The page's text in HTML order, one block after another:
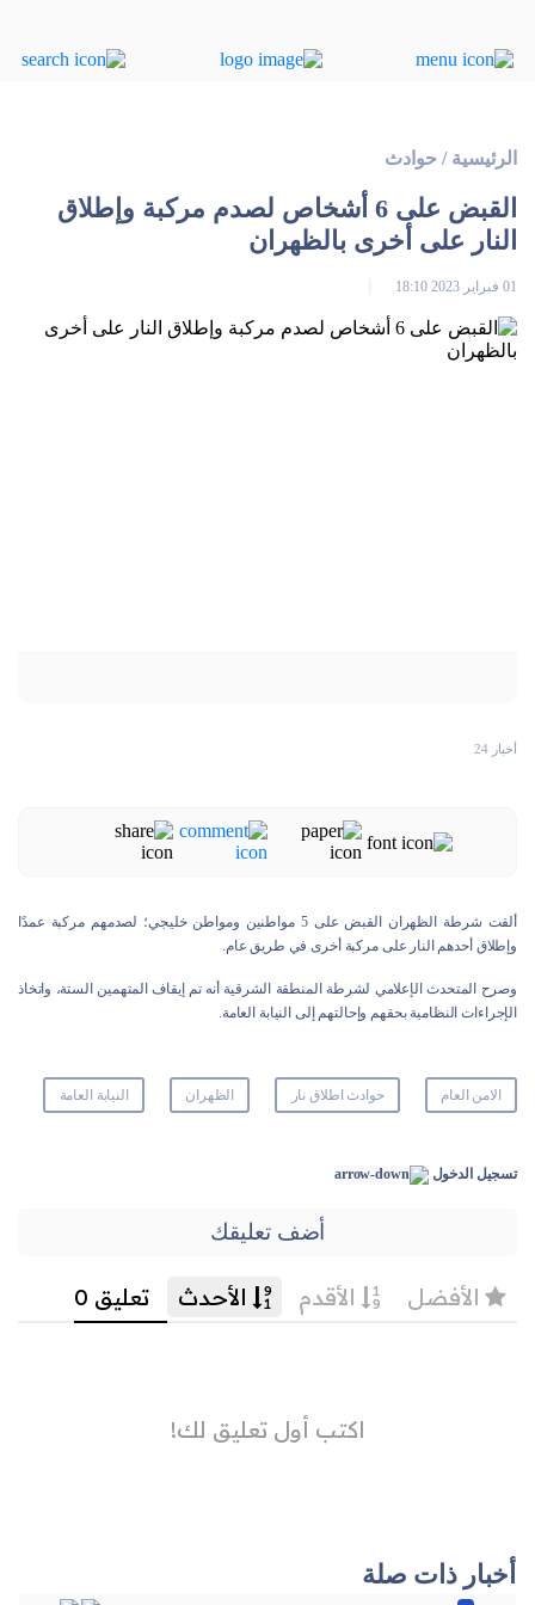
الرئيسية / حوادث
القبض على 6 أشخاص لصدم مركبة وإطلاق
النار على أخرى بالظهران
01 فبراير 2023 18:10
أخبار 24
ألقت شرطة الظهران القبض على 5 مواطنين ومواطن خليجي؛ لصدمهم مركبة عمدًا
وإطلاق أحدهم النار على مركبة أخرى في طريق عام.
وصرح المتحدث الإعلامي لشرطة المنطقة الشرقية أنه تم إيقاف المتهمين الستة، واتخاذ
الإجراءات النظامية بحقهم وإحالتهم إلى النيابة العامة.
الامن العام حوادث اطلاق نار الظهران النيابة العامة
تسجيل الدخول
أضف تعليقك
أخبار ذات صلة